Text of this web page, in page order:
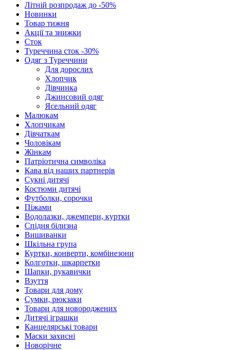
Літній розпродаж до -50%
Новинки
Товар тижня
Акції та знижки
Сток
Туреччина сток -30%
Одяг з Туреччини
Для дорослих
Хлопчик
Дівчинка
Джинсовий одяг
Ясельний одяг
Малюкам
Хлопчикам
Дівчаткам
Чоловікам
Жінкам
Патріотична символіка
Кава від наших партнерів
Сукні дитячі
Костюми дитячі
Футболки, сорочки
Піжами
Водолазки, джемпери, куртки
Спідня білизна
Вишиванки
Шкільна група
Куртки, конверти, комбінезони
Колготки, шкарпетки
Шапки, рукавички
Взуття
Товари для дому
Сумки, рюкзаки
Товари для новороджених
Дитячі іграшки
Канцелярські товари
Маски захисні
Новорічне